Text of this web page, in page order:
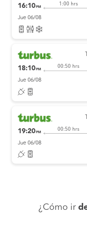
16:10 PM
1:00 hrs
Jue 06/08
18:10 PM
00:50 hrs
Jue 06/08
19:20 PM
00:50 hrs
Jue 06/08
¿Cómo ir